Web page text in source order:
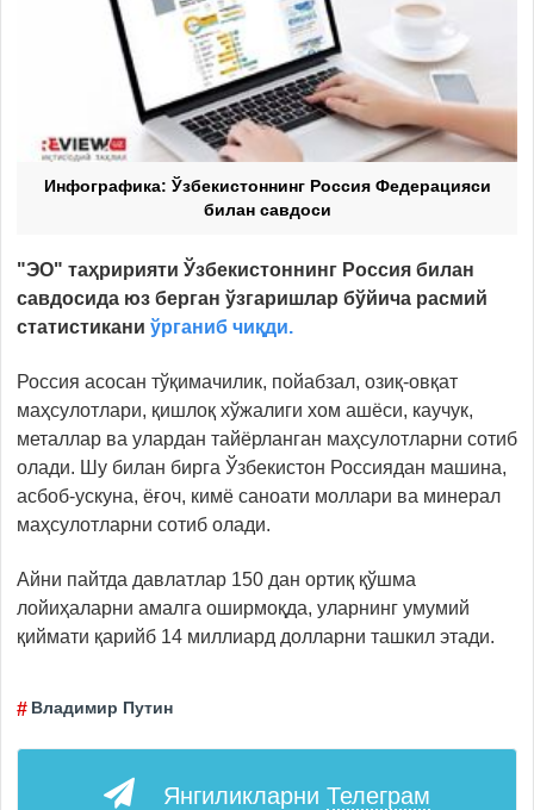
Инфографика: Ўзбекистоннинг Россия Федерацияси
билан савдоси
"ЭО" таҳририяти Ўзбекистоннинг Россия билан
савдосида юз берган ўзгаришлар бўйича расмий
статистикани ўрганиб чиқди.
Россия асосан тўқимачилик, пойабзал, озиқ-овқат
маҳсулотлари, қишлоқ хўжалиги хом ашёси, каучук,
металлар ва улардан тайёрланган маҳсулотларни сотиб
олади. Шу билан бирга Ўзбекистон Россиядан машина,
асбоб-ускуна, ёғоч, кимё саноати моллари ва минерал
маҳсулотларни сотиб олади.
Айни пайтда давлатлар 150 дан ортиқ қўшма
лойиҳаларни амалга оширмоқда, уларнинг умумий
қиймати қарийб 14 миллиард долларни ташкил этади.
Владимир Путин
Янгиликларни Телеграм